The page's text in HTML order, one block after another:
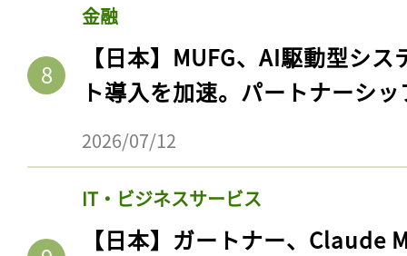
金融
【日本】MUFG、AI駆動型シ
ト導入を加速。パートナーシ
2026/07/12
IT・ビジネスサービス
【日本】ガートナー、Claude